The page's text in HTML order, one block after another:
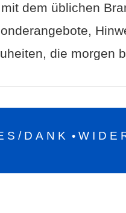
dem üblichen
die morgen
DANK •